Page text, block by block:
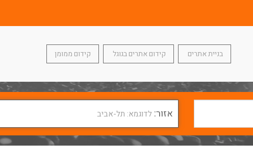
בניית אתרים קידום אתרים בגוגל קידום ממומן
אזור: לדוגמא: תל-אביב